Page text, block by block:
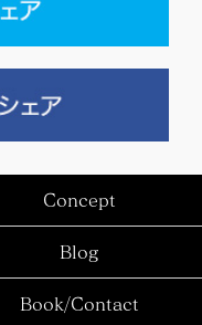
Concept
Blog
Book/Contact